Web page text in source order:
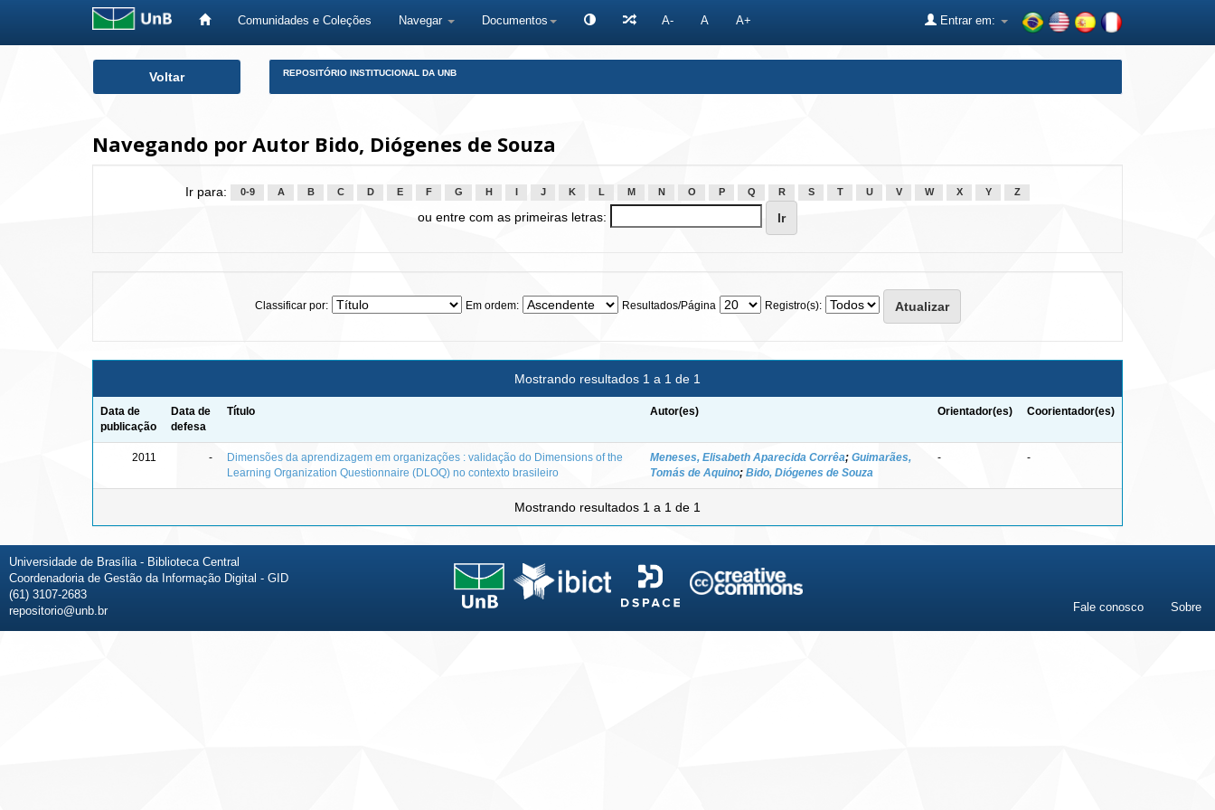
Comunidades e Coleções Navegar Documentos A- A A+ Entrar em:
Voltar REPOSITÓRIO INSTITUCIONAL DA UNB
Navegando por Autor Bido, Diógenes de Souza
Ir para: 0-9 A B C D E F G H J K L M N O P Q R S T U V W X Y Z
ou entre com as primeiras letras:
Classificar por: Em ordem: Resultados/Página Registro(s):
Mostrando resultados 1 a 1 de 1
Data de
publicação
Data de
defesa
Título Autor(es) Orientador(es) Coorientador(es)
2011 -
Dimensões da aprendizagem em organizações : validação do Dimensions of the
Learning Organization Questionnaire (DLOQ) no contexto brasileiro
Meneses, Elisabeth Aparecida Corrêa; Guimarães,
Tomás de Aquino; Bido, Diógenes de Souza
- -
Mostrando resultados 1 a 1 de 1
Universidade de Brasília - Biblioteca Central
Coordenadoria de Gestão da Informação Digital - GID
(61) 3107-2683
repositorio@unb.br
Fale conosco Sobre